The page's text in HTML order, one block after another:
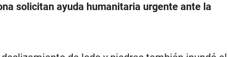
solicitan ayuda humanitaria urgente ante la